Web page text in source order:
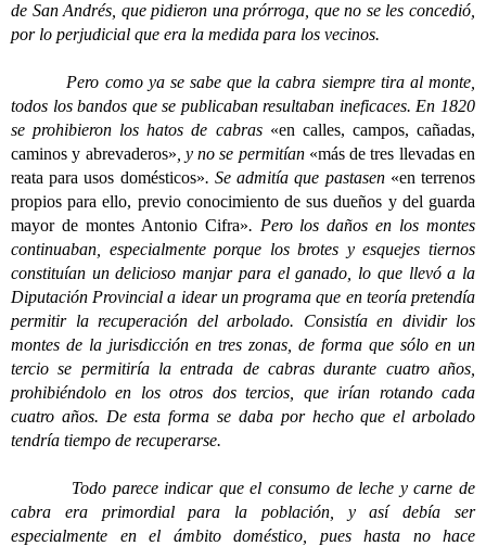
de San Andrés, que pidieron una prórroga, que no se les concedió,
por lo perjudicial que era la medida para los vecinos.
Pero como ya se sabe que la cabra siempre tira al monte,
todos los bandos que se publicaban resultaban ineficaces. En 1820
se prohibieron los hatos de cabras «en calles, campos, cañadas,
caminos y abrevaderos» , y no se permitían «más de tres llevadas en
reata para usos domésticos». Se admitía que pastasen «en terrenos
propios para ello, previo conocimiento de sus dueños y del guarda
mayor de montes Antonio Cifra». Pero los daños en los montes
continuaban, especialmente porque los brotes y esquejes tiernos
constituían un delicioso manjar para el ganado, lo que llevó a la
Diputación Provincial a idear un programa que en teoría pretendía
permitir la recuperación del arbolado. Consistía en dividir los
montes de la jurisdicción en tres zonas, de forma que sólo en un
tercio se permitiría la entrada de cabras durante cuatro años,
prohibiéndolo en los otros dos tercios, que irían rotando cada
cuatro años. De esta forma se daba por hecho que el arbolado
tendría tiempo de recuperarse.
Todo parece indicar que el consumo de leche y carne de
cabra era primordial para la población, y así debía ser
especialmente en el ámbito doméstico, pues hasta no hace